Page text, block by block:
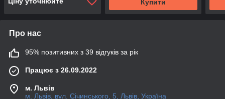
Купити
Про нас
95% позитивних з 39 відгуків за рік
Працює з 26.09.2022
м. Львів
м. Львів, вул. Січинського, 5, Львів, Україна